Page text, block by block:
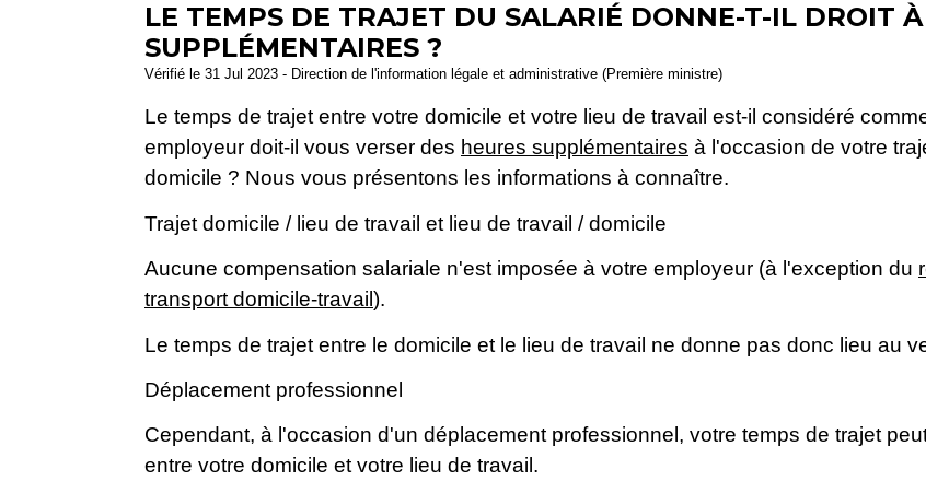
LE TEMPS DE TRAJET DU SALARIÉ DONNE-T-IL DROIT À
SUPPLÉMENTAIRES ?
Vérifié le 31 Jul 2023 - Direction de l'information légale et administrative (Première ministre)
Le temps de trajet entre votre domicile et votre lieu de travail est-il considéré
employeur doit-il vous verser des heures supplémentaires à l'occasion de votre
domicile ? Nous vous présentons les informations à connaître.
Trajet domicile / lieu de travail et lieu de travail / domicile
Aucune compensation salariale n'est imposée à votre employeur (à l'exception du
transport domicile-travail ).
Le temps de trajet entre le domicile et le lieu de travail ne donne pas donc lieu au
Déplacement professionnel
Cependant, à l'occasion d'un déplacement professionnel, votre temps de trajet
entre votre domicile et votre lieu de travail.